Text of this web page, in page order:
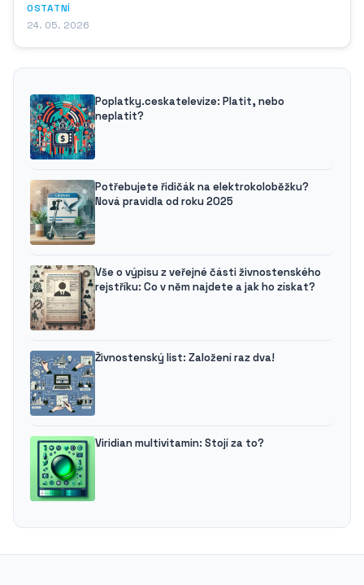
OSTATNÍ
24. 05. 2026
Poplatky.ceskatelevize: Platit, nebo
neplatit?
Potřebujete řidičák na elektrokoloběžku?
Nová pravidla od roku 2025
Vše o výpisu z veřejné části živnostenského
rejstříku: Co v něm najdete a jak ho získat?
Živnostenský list: Založení raz dva!
Viridian multivitamin: Stojí za to?